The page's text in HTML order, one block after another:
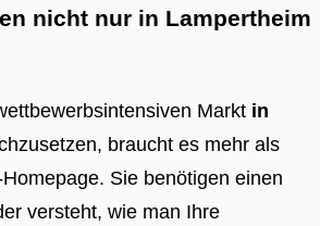
nicht nur in Lampertheim
Markt in
braucht es mehr als
Sie benötigen einen
versteht, wie man Ihre